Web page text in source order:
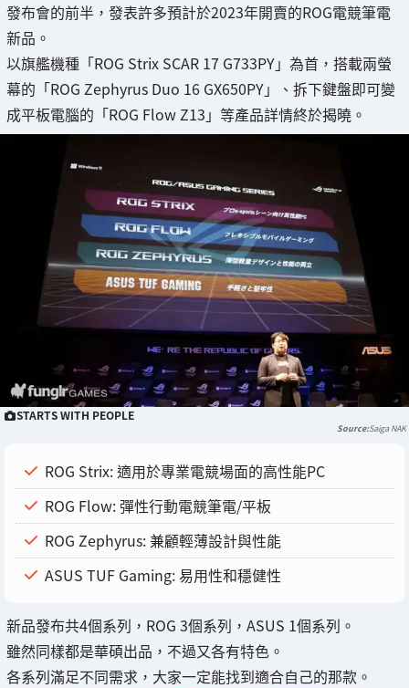
發布會的前半，發表許多預計於2023年開賣的ROG電競筆電
新品。
以旗艦機種「ROG Strix SCAR 17 G733PY」為首，搭載兩螢
幕的「ROG Zephyrus Duo 16 GX650PY」、拆下鍵盤即可變
成平板電腦的「ROG Flow Z13」等產品詳情終於揭曉。
STARTS WITH PEOPLE
Saiga NAK
ROG Strix: 適用於專業電競場面的高性能PC
ROG Flow: 彈性行動電競筆電/平板
ROG Zephyrus: 兼顧輕薄設計與性能
ASUS TUF Gaming: 易用性和穩健性
新品發布共4個系列，ROG 3個系列，ASUS 1個系列。
雖然同樣都是華碩出品，不過又各有特色。
各系列滿足不同需求，大家一定能找到適合自己的那款。